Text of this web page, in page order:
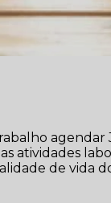
agendar
atividades
de vida